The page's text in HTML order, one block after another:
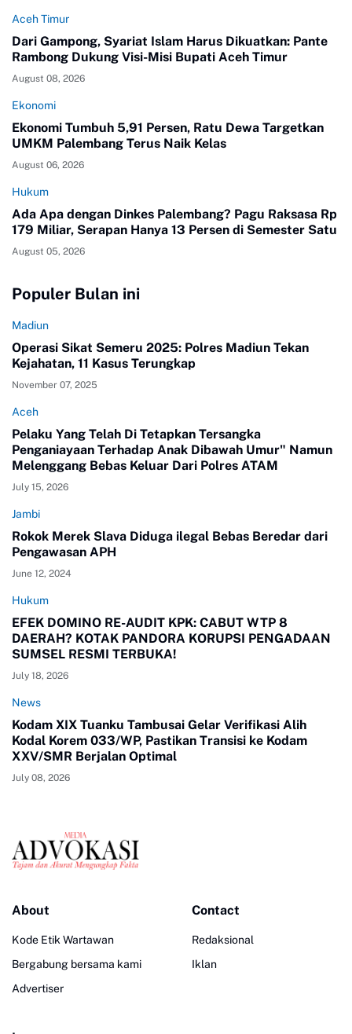
Aceh Timur
Dari Gampong, Syariat Islam Harus Dikuatkan: Pante
Rambong Dukung Visi-Misi Bupati Aceh Timur
August 08, 2026
Ekonomi
Ekonomi Tumbuh 5,91 Persen, Ratu Dewa Targetkan
UMKM Palembang Terus Naik Kelas
August 06, 2026
Hukum
Ada Apa dengan Dinkes Palembang? Pagu Raksasa Rp
179 Miliar, Serapan Hanya 13 Persen di Semester Satu
August 05, 2026
Populer Bulan ini
Madiun
Operasi Sikat Semeru 2025: Polres Madiun Tekan
Kejahatan, 11 Kasus Terungkap
November 07, 2025
Aceh
Pelaku Yang Telah Di Tetapkan Tersangka
Penganiayaan Terhadap Anak Dibawah Umur" Namun
Melenggang Bebas Keluar Dari Polres ATAM
July 15, 2026
Jambi
Rokok Merek Slava Diduga ilegal Bebas Beredar dari
Pengawasan APH
June 12, 2024
Hukum
EFEK DOMINO RE-AUDIT KPK: CABUT WTP 8
DAERAH? KOTAK PANDORA KORUPSI PENGADAAN
SUMSEL RESMI TERBUKA!
July 18, 2026
News
Kodam XIX Tuanku Tambusai Gelar Verifikasi Alih
Kodal Korem 033/WP, Pastikan Transisi ke Kodam
XXV/SMR Berjalan Optimal
July 08, 2026
About
Kode Etik Wartawan
Bergabung bersama kami
Advertiser
Contact
Redaksional
Iklan